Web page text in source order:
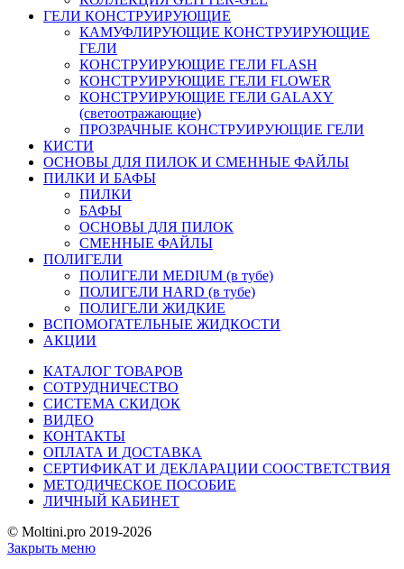
ГЕЛИ КОНСТРУИРУЮЩИЕ
КАМУФЛИРУЮЩИЕ КОНСТРУИРУЮЩИЕ
ГЕЛИ
КОНСТРУИРУЮЩИЕ ГЕЛИ FLASH
КОНСТРУИРУЮЩИЕ ГЕЛИ FLOWER
КОНСТРУИРУЮЩИЕ ГЕЛИ GALAXY
(светоотражающие)
ПРОЗРАЧНЫЕ КОНСТРУИРУЮЩИЕ ГЕЛИ
КИСТИ
ОСНОВЫ ДЛЯ ПИЛОК И СМЕННЫЕ ФАЙЛЫ
ПИЛКИ И БАФЫ
ПИЛКИ
БАФЫ
ОСНОВЫ ДЛЯ ПИЛОК
СМЕННЫЕ ФАЙЛЫ
ПОЛИГЕЛИ
ПОЛИГЕЛИ MEDIUM (в тубе)
ПОЛИГЕЛИ HARD (в тубе)
ПОЛИГЕЛИ ЖИДКИЕ
ВСПОМОГАТЕЛЬНЫЕ ЖИДКОСТИ
АКЦИИ
КАТАЛОГ ТОВАРОВ
СОТРУДНИЧЕСТВО
СИСТЕМА СКИДОК
ВИДЕО
КОНТАКТЫ
ОПЛАТА И ДОСТАВКА
СЕРТИФИКАТ И ДЕКЛАРАЦИИ СООСТВЕТСТВИЯ
МЕТОДИЧЕСКОЕ ПОСОБИЕ
ЛИЧНЫЙ КАБИНЕТ
© Moltini.pro 2019-2026
Закрыть меню